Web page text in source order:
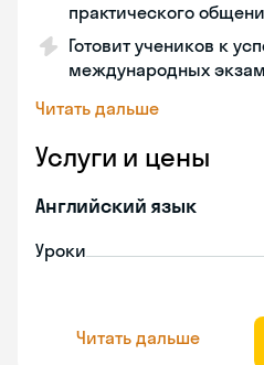
практического
Готовит учеников к
международных
Читать дальше
Услуги и цены
Английский язык
Уроки
Читать дальше